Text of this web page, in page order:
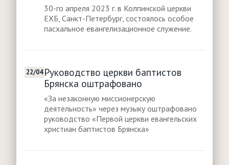
30-го апреля 2023 г. в Колпинской церкви
ЕХБ, Санкт-Петербург, состоялось особое
пасхальное евангелизационное служение.
22/04 Руководство церкви баптистов
Брянска оштрафовано
«За незаконную миссионерскую
деятельность» через музыку оштрафовано
руководство «Первой церкви евангельских
христиан баптистов Брянска»